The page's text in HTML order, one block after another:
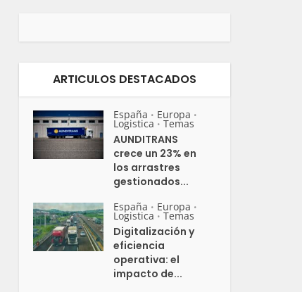
ARTICULOS DESTACADOS
España • Europa •
Logistica • Temas
AUNDITRANS
crece un 23% en
los arrastres
gestionados...
España • Europa •
Logistica • Temas
Digitalización y
eficiencia
operativa: el
impacto de...